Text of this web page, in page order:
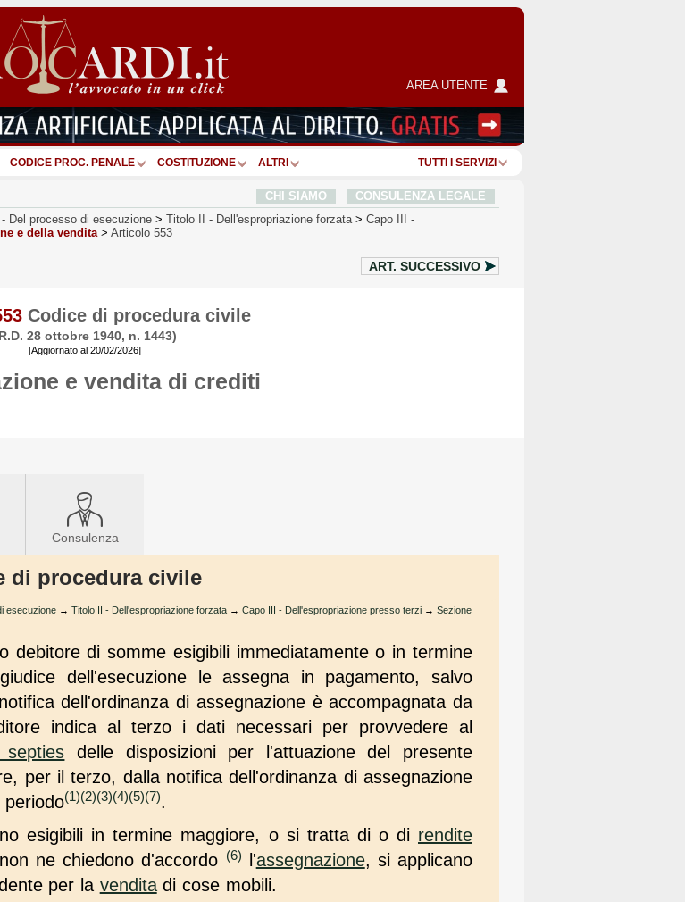
AREA UTENTE
CODICE PROC. PENALE COSTITUZIONE ALTRI TUTTI I SERVIZI
CHI SIAMO
CONSULENZA LEGALE
- Del processo di esecuzione > Titolo II - Dell'espropriazione forzata > Capo III -
e della vendita > Articolo 553
ART. SUCCESSIVO
Codice di procedura civile
28 ottobre 1940, n. 1443)
[Aggiornato al 20/02/2026]
e vendita di crediti
Consulenza
di procedura civile
esecuzione → Titolo II - Dell'espropriazione forzata → Capo III - Dell'espropriazione presso terzi → Sezione
debitore di somme esigibili immediatamente o in termine
dell'esecuzione le assegna in pagamento, salvo
dell'ordinanza di assegnazione è accompagnata da
indica al terzo i dati necessari per provvedere al
septies delle disposizioni per l'attuazione del presente
per il terzo, dalla notifica dell'ordinanza di assegnazione
(1)(2)(3)(4)(5)(7).
esigibili in termine maggiore, o si tratta di o di rendite
ne chiedono d'accordo (6) l'assegnazione, si applicano
per la venditadi cose mobili.